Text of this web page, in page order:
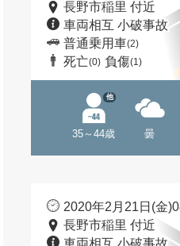
長野市稲里 付近
車両相互 小破事故
普通乗用車(2)
死亡(0) 負傷(1)
35～44歳
他
曇
2020年2月21日(金
長野市稲里 付近
車両相互 小破事故